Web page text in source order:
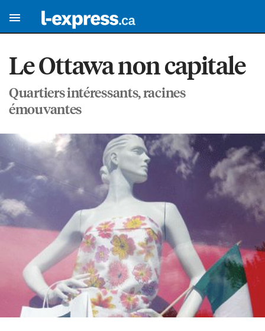
Le Ottawa non capitale
Quartiers intéressants, racines
émouvantes